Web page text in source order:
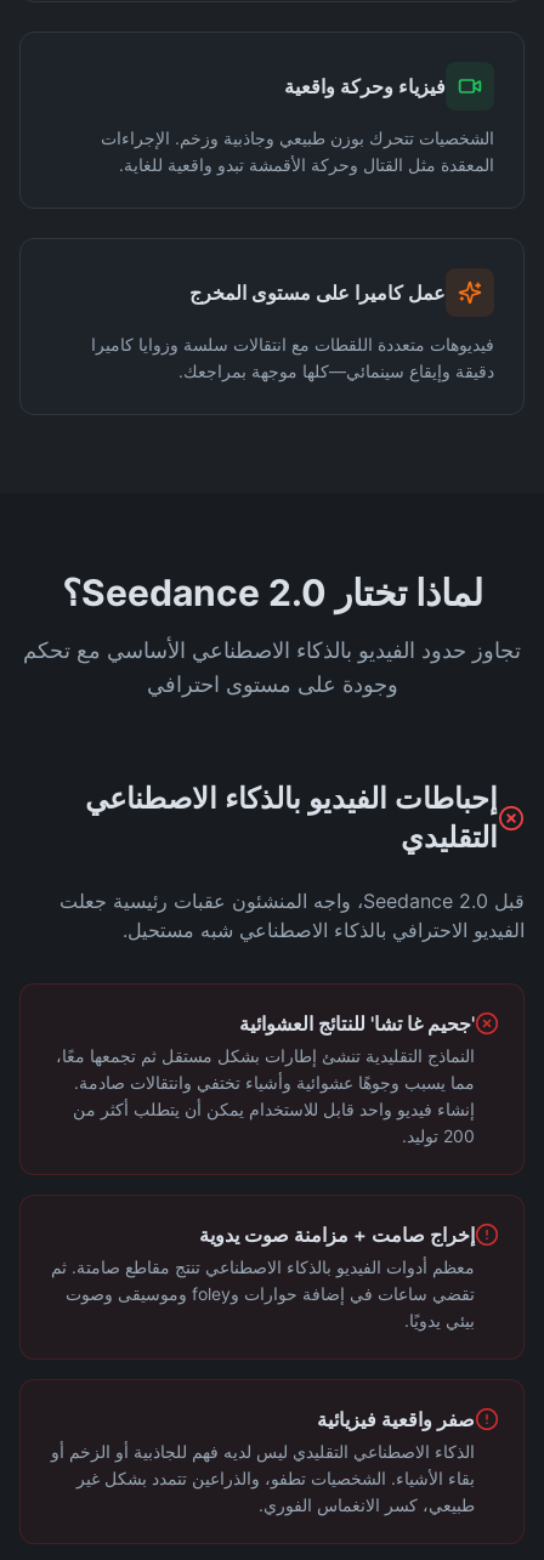
فيزياء وحركة واقعية
الشخصيات تتحرك بوزن طبيعي وجاذبية وزخم. الإجراءات
المعقدة مثل القتال وحركة الأقمشة تبدو واقعية للغاية.
عمل كاميرا على مستوى المخرج
فيديوهات متعددة اللقطات مع انتقالات سلسة وزوايا كاميرا
دقيقة وإيقاع سينمائي—كلها موجهة بمراجعك.
لماذا تختار Seedance 2.0؟
تجاوز حدود الفيديو بالذكاء الاصطناعي الأساسي مع تحكم
وجودة على مستوى احترافي
إحباطات الفيديو بالذكاء الاصطناعي
التقليدي
قبل Seedance 2.0، واجه المنشئون عقبات رئيسية جعلت
الفيديو الاحترافي بالذكاء الاصطناعي شبه مستحيل.
'جحيم غا تشا' للنتائج العشوائية
النماذج التقليدية تنشئ إطارات بشكل مستقل ثم تجمعها معًا،
مما يسبب وجوهًا عشوائية وأشياء تختفي وانتقالات صادمة.
إنشاء فيديو واحد قابل للاستخدام يمكن أن يتطلب أكثر من
200 توليد.
إخراج صامت + مزامنة صوت يدوية
معظم أدوات الفيديو بالذكاء الاصطناعي تنتج مقاطع صامتة. ثم
تقضي ساعات في إضافة حوارات وfoley وموسيقى وصوت
بيئي يدويًا.
صفر واقعية فيزيائية
الذكاء الاصطناعي التقليدي ليس لديه فهم للجاذبية أو الزخم أو
بقاء الأشياء. الشخصيات تطفو، والذراعين تتمدد بشكل غير
طبيعي، كسر الانغماس الفوري.